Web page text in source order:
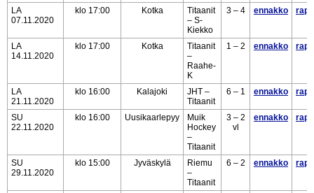
LA
07.11.2020
klo 17:00 Kotka
Titaanit
– S-
Kiekko
3 – 4 ennakko
LA
14.11.2020
klo 17:00 Kotka
Titaanit
–
Raahe-
K
1 – 2 ennakko
LA
21.11.2020
klo 16:00 Kalajoki
JHT –
Titaanit
6 – 1 ennakko
SU
22.11.2020
klo 16:00 Uusikaarlepyy
Muik
Hockey
–
Titaanit
3 – 2
vl
ennakko
SU
29.11.2020
klo 15:00 Jyväskylä
Riemu
–
Titaanit
6 – 2 ennakko